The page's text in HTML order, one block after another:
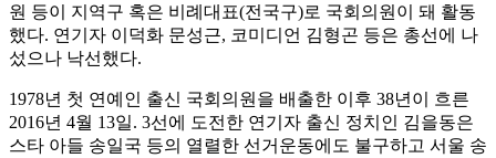
원 등이 지역구 혹은 비례대표(전국구)로 국회의원이 돼 활동
했다. 연기자 이덕화 문성근, 코미디언 김형곤 등은 총선에 나
섰으나 낙선했다.
1978년 첫 연예인 출신 국회의원을 배출한 이후 38년이 흐른
2016년 4월 13일. 3선에 도전한 연기자 출신 정치인 김을동은
스타 아들 송일국 등의 열렬한 선거운동에도 불구하고 서울 송